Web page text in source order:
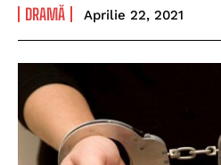
DRAMĂ Aprilie 22, 2021